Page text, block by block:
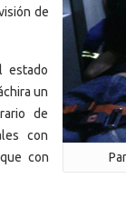
de
estado
un
de
con
con